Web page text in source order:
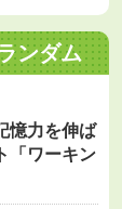
ンダム
憶力を伸ば
「ワーキン